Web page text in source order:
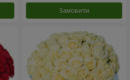
Замовити